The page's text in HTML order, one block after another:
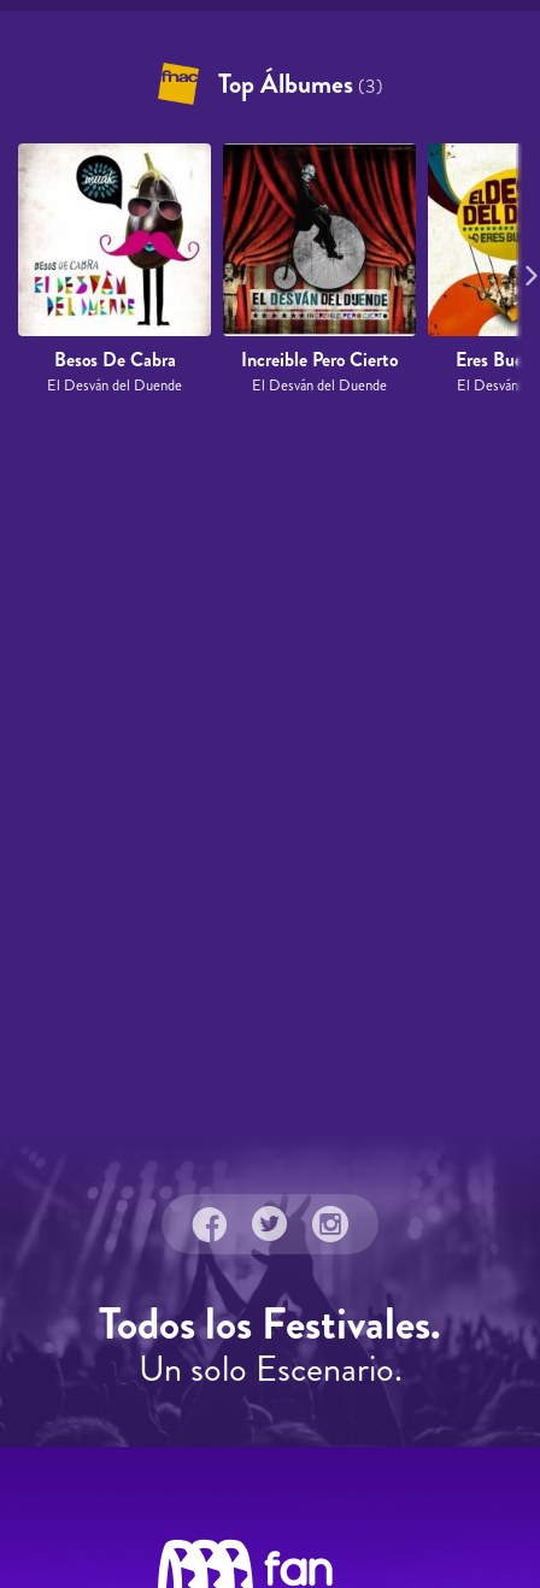
Top Álbumes (3)
Besos De Cabra
El Desván del Duende
Increible Pero Cierto
El Desván del Duende
Eres
El Desván
Todos los Festivales.
Un solo Escenario.